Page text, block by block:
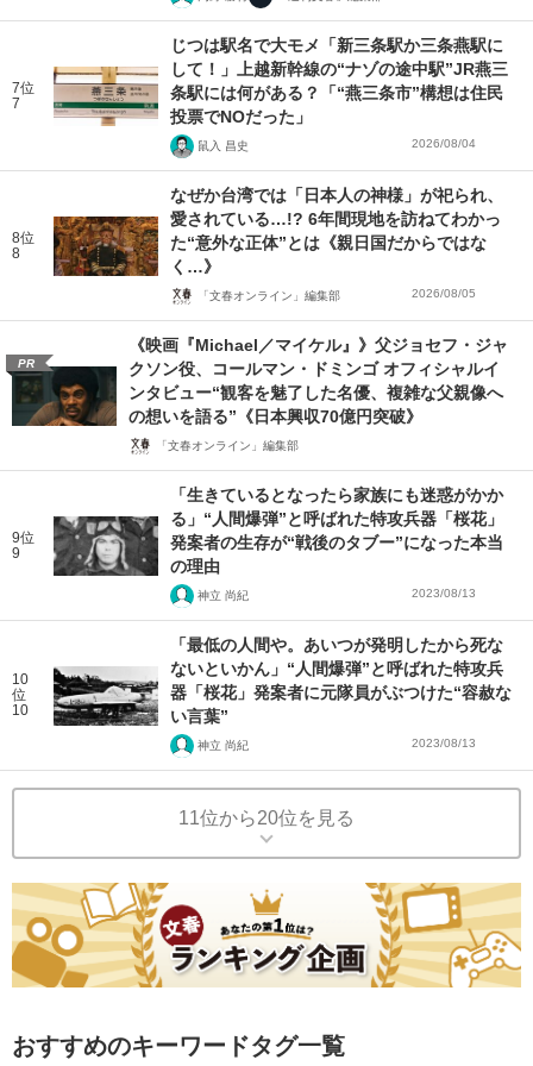
7位
7
じつは駅名で大モメ「新三条駅か三条燕駅に
して！」上越新幹線の“ナゾの途中駅”JR燕三
条駅には何がある？「“燕三条市”構想は住民
投票でNOだった」
鼠入 昌史 2026/08/04
8位
8
なぜか台湾では「日本人の神様」が祀られ、
愛されている…!? 6年間現地を訪ねてわかっ
た“意外な正体”とは《親日国だからではな
く…》
「文春オンライン」編集部 2026/08/05
PR
《映画『Michael／マイケル』》父ジョセフ・ジャ
クソン役、コールマン・ドミンゴ オフィシャルイ
ンタビュー“観客を魅了した名優、複雑な父親像へ
の想いを語る”《日本興収70億円突破》
「文春オンライン」編集部
9位
9
「生きているとなったら家族にも迷惑がかか
る」“人間爆弾”と呼ばれた特攻兵器「桜花」
発案者の生存が“戦後のタブー”になった本当
の理由
神立 尚紀 2023/08/13
10
位
10
「最低の人間や。あいつが発明したから死な
ないといかん」“人間爆弾”と呼ばれた特攻兵
器「桜花」発案者に元隊員がぶつけた“容赦な
い言葉”
神立 尚紀 2023/08/13
11位から20位を見る
おすすめのキーワードタグ一覧